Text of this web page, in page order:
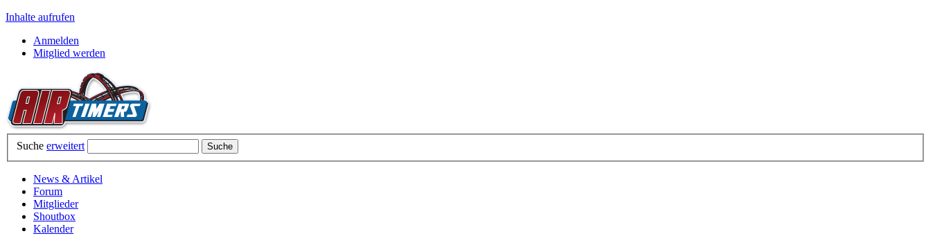
Inhalte aufrufen
Anmelden
Mitglied werden
Suche erweitert
News & Artikel
Forum
Mitglieder
Shoutbox
Kalender